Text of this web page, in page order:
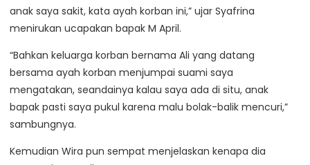
anak saya sakit, kata ayah korban ini,” ujar Syafrina
menirukan ucapakan bapak M April.
“Bahkan keluarga korban bernama Ali yang datang
bersama ayah korban menjumpai suami saya
mengatakan, seandainya kalau saya ada di situ, anak
bapak pasti saya pukul karena malu bolak-balik mencuri,”
sambungnya.
Kemudian Wira pun sempat menjelaskan kenapa dia